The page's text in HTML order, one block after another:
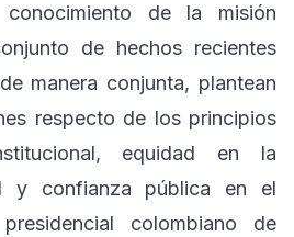
de la misión
de hechos recientes
manera conjunta, plantean
respecto de los principios
equidad en la
y confianza pública en el
colombiano de